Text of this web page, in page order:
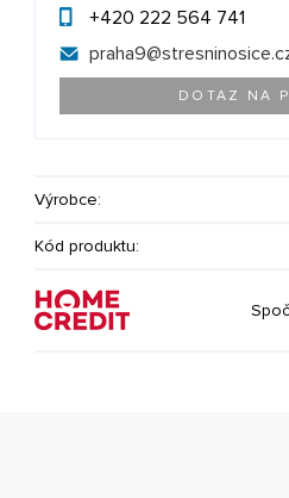
+420 222 564 741
praha9@
DOTAZ NA
Výrobce:
Kód produktu: